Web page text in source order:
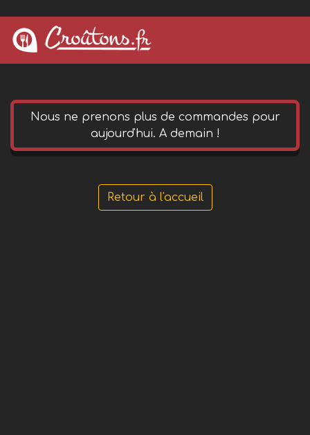
Nous ne prenons plus de commandes pour
aujourd'hui. A demain !
Retour à l'accueil